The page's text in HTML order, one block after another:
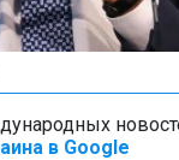
в Google